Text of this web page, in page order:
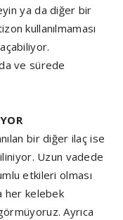
ya da diğer bir
kullanılmaması
ve sürede
bir diğer ilaç ise
Uzun vadede
etkileri olması
her kelebek
Ayrıca